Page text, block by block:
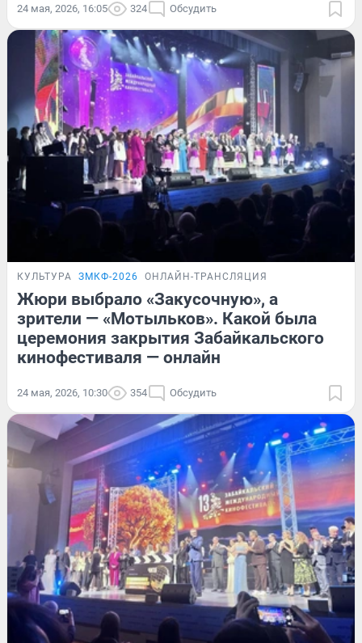
24 мая, 2026, 16:05 324 Обсудить
КУЛЬТУРА ЗМКФ-2026 ОНЛАЙН-ТРАНСЛЯЦИЯ
Жюри выбрало «Закусочную», а
зрители — «Мотыльков». Какой была
церемония закрытия Забайкальского
кинофестиваля — онлайн
24 мая, 2026, 10:30 354 Обсудить